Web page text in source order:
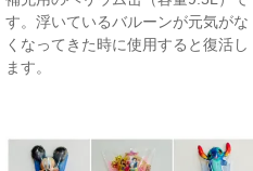
す。浮いているバルーンが元気がな
くなってきた時に使用すると復活し
ます。